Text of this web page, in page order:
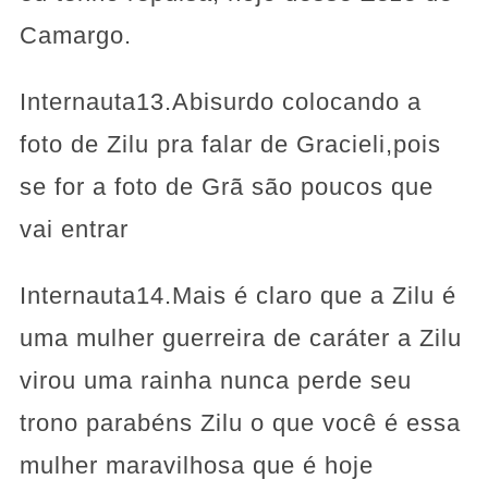
Camargo.
Internauta13.Abisurdo colocando a
foto de Zilu pra falar de Gracieli,pois
se for a foto de Grã são poucos que
vai entrar
Internauta14.Mais é claro que a Zilu é
uma mulher guerreira de caráter a Zilu
virou uma rainha nunca perde seu
trono parabéns Zilu o que você é essa
mulher maravilhosa que é hoje